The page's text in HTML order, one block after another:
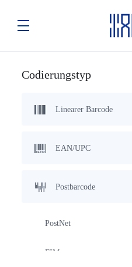
Codierungstyp
Linearer Barcode
EAN/UPC
Postbarcode
PostNet
FIM